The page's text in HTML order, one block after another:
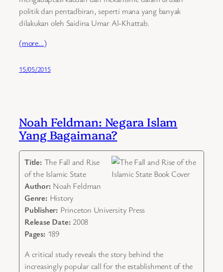
politik dan pentadbiran, seperti mana yang banyak
dilakukan oleh Saidina Umar Al-Khattab.
(more…)
15/05/2015
Noah Feldman: Negara Islam
Yang Bagaimana?
Title: The Fall and Rise
of the Islamic State
Author: Noah Feldman
Genre: History
Publisher: Princeton University Press
Release Date: 2008
Pages: 189
A critical study reveals the story behind the
increasingly popular call for the establishment of the